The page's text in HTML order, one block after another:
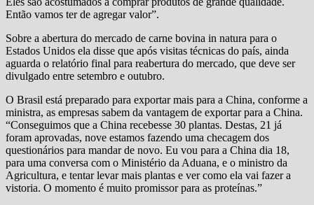
Então vamos ter de agregar valor”.
Sobre a abertura do mercado de carne bovina in natura para o
Estados Unidos ela disse que após visitas técnicas do país, ainda
aguarda o relatório final para reabertura do mercado, que deve ser
divulgado entre setembro e outubro.
O Brasil está preparado para exportar mais para a China, conforme a
ministra, as empresas sabem da vantagem de exportar para a China.
“Conseguimos que a China recebesse 30 plantas. Destas, 21 já
foram aprovadas, nove estamos fazendo uma checagem dos
questionários para mandar de novo. Eu vou para a China dia 18,
para uma conversa com o Ministério da Aduana, e o ministro da
Agricultura, e tentar levar mais plantas e ver como ela vai fazer a
vistoria. O momento é muito promissor para as proteínas.”